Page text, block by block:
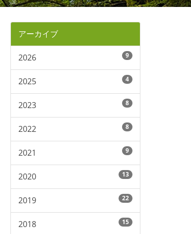
アーカイブ
2026 9
2025 4
2023 8
2022 8
2021 9
2020 13
2019 22
2018 15